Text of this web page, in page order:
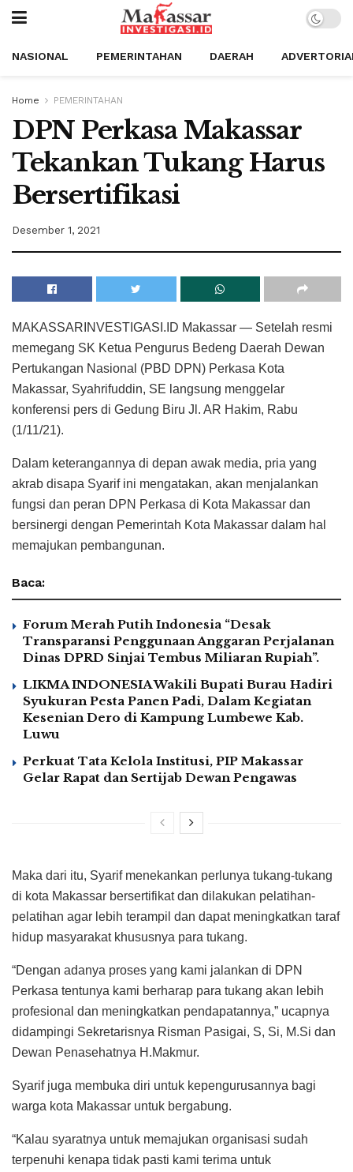
NASIONAL PEMERINTAHAN DAERAH
Home PEMERINTAHAN
DPN Perkasa Makassar
Tekankan Tukang Harus
Bersertifikasi
Desember 1, 2021
MAKASSARINVESTIGASI.ID Makassar — Setelah resmi
memegang SK Ketua Pengurus Bedeng Daerah Dewan
Pertukangan Nasional (PBD DPN) Perkasa Kota
Makassar, Syahrifuddin, SE langsung menggelar
konferensi pers di Gedung Biru Jl. AR Hakim, Rabu
(1/11/21).
Dalam keterangannya di depan awak media, pria yang
akrab disapa Syarif ini mengatakan, akan menjalankan
fungsi dan peran DPN Perkasa di Kota Makassar dan
bersinergi dengan Pemerintah Kota Makassar dalam hal
memajukan pembangunan.
Baca:
Forum Merah Putih Indonesia “Desak
Transparansi Penggunaan Anggaran Perjalanan
Dinas DPRD Sinjai Tembus Miliaran Rupiah”.
LIKMA INDONESIA Wakili Bupati Burau Hadiri
Syukuran Pesta Panen Padi, Dalam Kegiatan
Kesenian Dero di Kampung Lumbewe Kab.
Luwu
Perkuat Tata Kelola Institusi, PIP Makassar
Gelar Rapat dan Sertijab Dewan Pengawas
Maka dari itu, Syarif menekankan perlunya tukang-tukang
di kota Makassar bersertifikat dan dilakukan pelatihan-
pelatihan agar lebih terampil dan dapat meningkatkan taraf
hidup masyarakat khususnya para tukang.
“Dengan adanya proses yang kami jalankan di DPN
Perkasa tentunya kami berharap para tukang akan lebih
profesional dan meningkatkan pendapatannya,” ucapnya
didampingi Sekretarisnya Risman Pasigai, S, Si, M.Si dan
Dewan Penasehatnya H.Makmur.
Syarif juga membuka diri untuk kepengurusannya bagi
warga kota Makassar untuk bergabung.
“Kalau syaratnya untuk memajukan organisasi sudah
terpenuhi kenapa tidak pasti kami terima untuk